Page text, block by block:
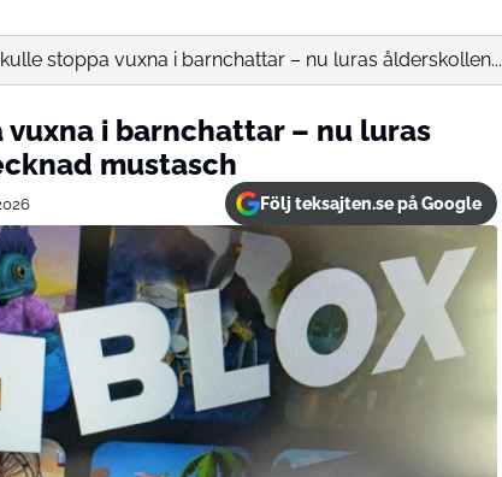
stoppa vuxna i barnchattar – nu luras ålderskollen...
i barnchattar – nu luras
mustasch
Följ teksajten.se på Google